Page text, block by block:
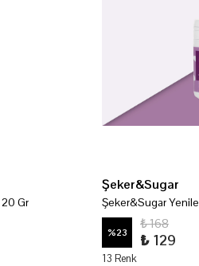
20 Gr
Şeker&Sugar
%23
₺ 168
₺ 129
13 Renk